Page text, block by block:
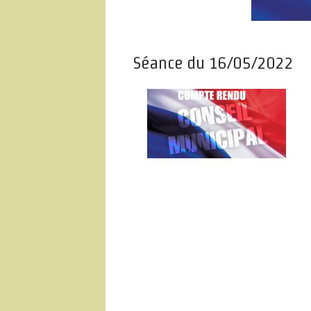
Séance du 16/05/2022